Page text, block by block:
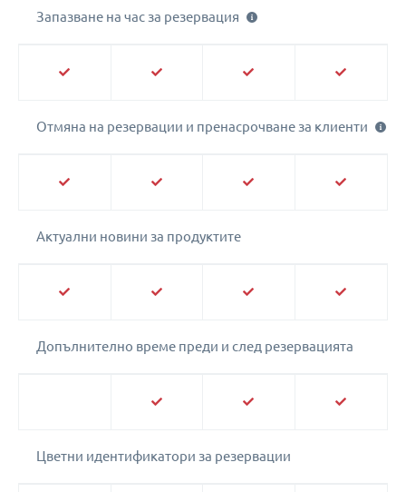
Запазване на час за резервация
Отмяна на резервации и пренасрочване за клиенти
Актуални новини за продуктите
Допълнително време преди и след резервацията
Цветни идентификатори за резервации